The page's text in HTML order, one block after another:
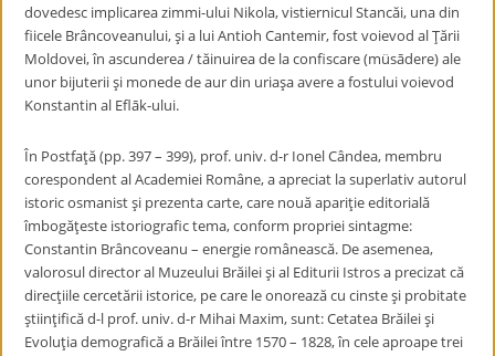
dovedesc implicarea zimmi-ului Nikola, vistiernicul Stancăi, una din
fiicele Brâncoveanului, şi a lui Antioh Cantemir, fost voievod al Ţării
Moldovei, în ascunderea / tăinuirea de la confiscare (müsādere) ale
unor bijuterii şi monede de aur din uriaşa avere a fostului voievod
Konstantin al Eflāk-ului.
În Postfaţă (pp. 397 – 399), prof. univ. d-r Ionel Cândea, membru
corespondent al Academiei Române, a apreciat la superlativ autorul
istoric osmanist şi prezenta carte, care nouă apariţie editorială
îmbogăţeste istoriografic tema, conform propriei sintagme:
Constantin Brâncoveanu – energie românească. De asemenea,
valorosul director al Muzeului Brăilei şi al Editurii Istros a precizat că
direcţiile cercetării istorice, pe care le onorează cu cinste şi probitate
ştiinţifică d-l prof. univ. d-r Mihai Maxim, sunt: Cetatea Brăilei şi
Evoluţia demografică a Brăilei între 1570 – 1828, în cele aproape trei